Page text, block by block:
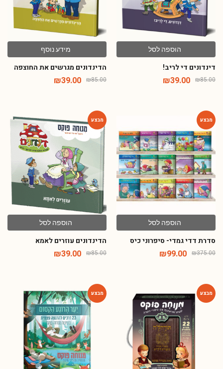
הוספה לסל
דינדונים די לריב!
₪85.00
₪39.00
מידע נוסף
הדינדונים מגרשים את החוצפה
₪85.00
₪39.00
הוספה לסל
סדרת דדי גמדי- סיפרוני כיס
₪375.00
₪99.00
-54%
הוספה לסל
הדינדונים עוזרים לאמא
₪85.00
₪39.00